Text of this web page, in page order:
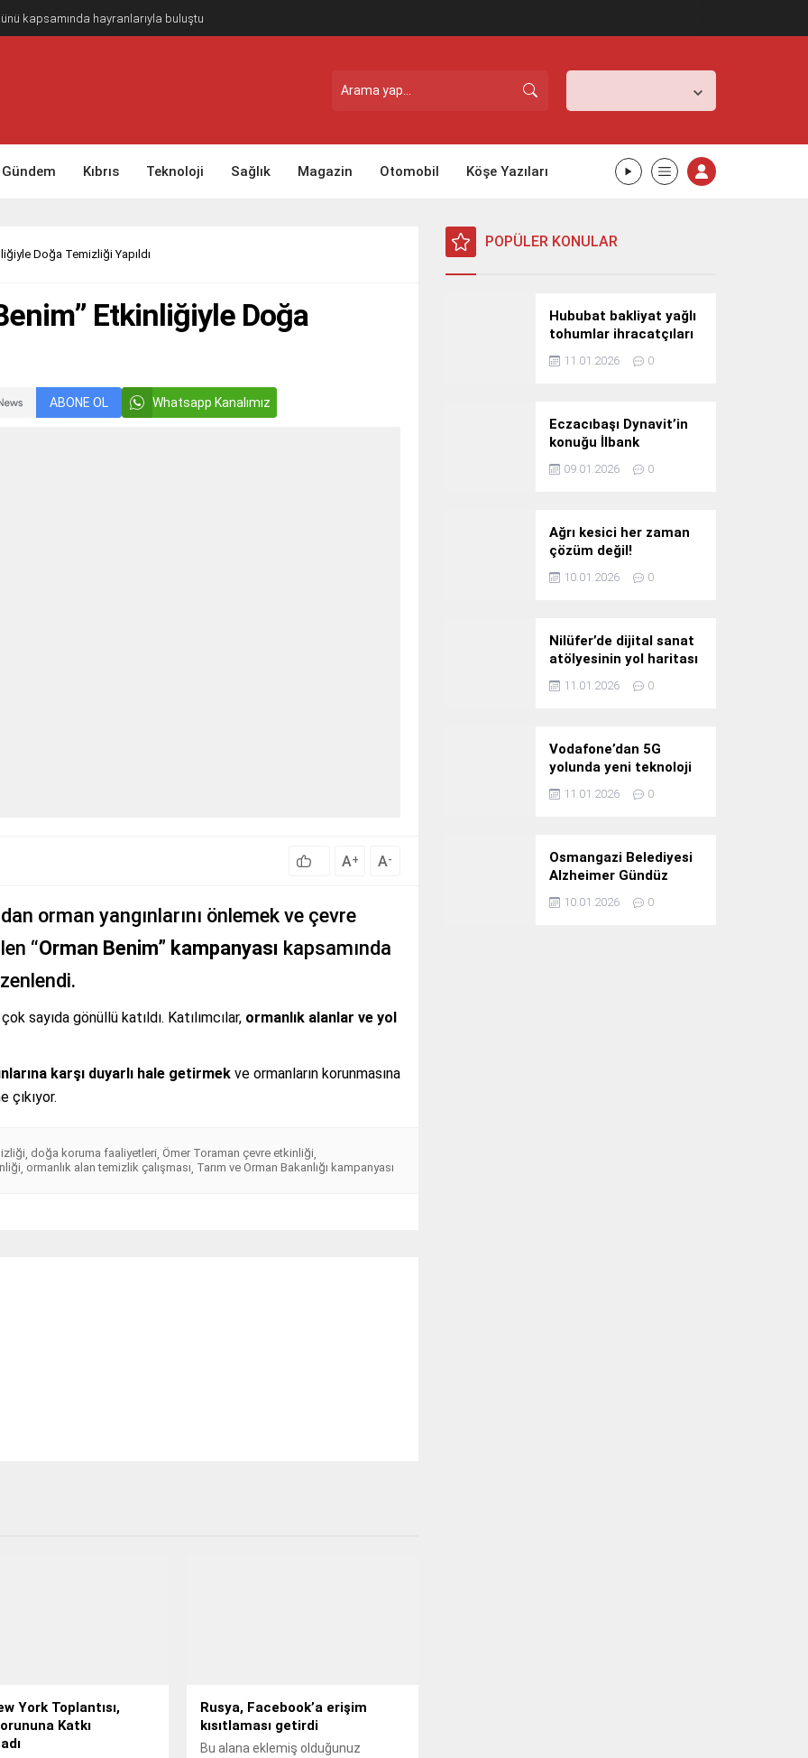
kapsamında hayranlarıyla buluştu
Gündem Kıbrıs Teknoloji Sağlık Magazin Otomobil Köşe Yazıları
Doğa Temizliği Yapıldı
Etkinliğiyle Doğa
ABONE OL Whatsapp Kanalımız
A+ A-
orman yangınlarını önlemek ve çevre
“Orman Benim” kampanyası kapsamında
sayıda gönüllü katıldı. Katılımcılar, ormanlık alanlar ve yol
karşı duyarlı hale getirmek ve ormanların korunmasına
çıkıyor.
, doğa koruma faaliyetleri, Ömer Toraman çevre etkinliği,
, ormanlık alan temizlik çalışması, Tarım ve Orman Bakanlığı kampanyası
York Toplantısı,
Katkı
Rusya, Facebook’a erişim
kısıtlaması getirdi
Bu alana eklemiş olduğunuz
POPÜLER KONULAR
Hububat bakliyat yağlı
tohumlar ihracatçıları
Güney Kore yolcusu
11.01.2026 0
Eczacıbaşı Dynavit’in
konuğu İlbank
09.01.2026 0
Ağrı kesici her zaman
çözüm değil!
10.01.2026 0
Nilüfer’de dijital sanat
atölyesinin yol haritası
konuşuldu
11.01.2026 0
Vodafone’dan 5G
yolunda yeni teknoloji
yatırımı
11.01.2026 0
Osmangazi Belediyesi
Alzheimer Gündüz
Bakım Evi 3. Yılını
Kutladı
10.01.2026 0